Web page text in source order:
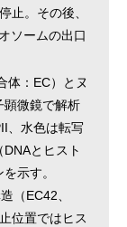
止。その後、
ソームの出口
体：EC）とヌ
顕微鏡で解析
、水色は転写
とヒスト
示す。
（EC42、
位置ではヒス